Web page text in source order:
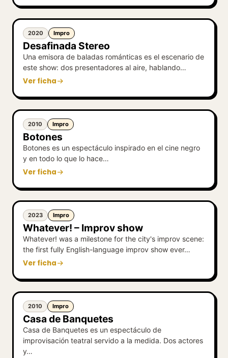
2020 Impro
Desafinada Stereo
Una emisora de baladas románticas es el escenario de
este show: dos presentadores al aire, hablando…
Ver ficha
2010 Impro
Botones
Botones es un espectáculo inspirado en el cine negro
y en todo lo que lo hace…
Ver ficha
2023 Impro
Whatever! – Improv show
Whatever! was a milestone for the city's improv scene:
the first fully English-language improv show ever…
Ver ficha
2010 Impro
Casa de Banquetes
Casa de Banquetes es un espectáculo de
improvisación teatral servido a la medida. Dos actores
y…